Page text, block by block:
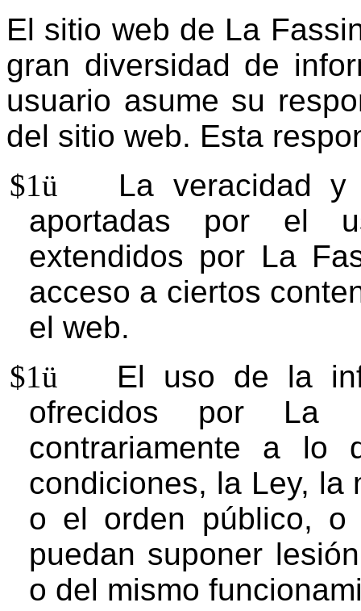
El sitio web de La
gran diversidad de
usuario asume su
del sitio web. Esta
$1ü
La veracidad y
aportadas por el
extendidos por La
acceso a ciertos
el web.
$1ü
El uso de la
ofrecidos por La
contrariamente a lo
condiciones, la Ley, la
o el orden público, o
puedan suponer
o del mismo